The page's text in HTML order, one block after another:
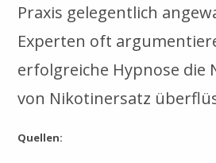
Praxis gelegentlich
Experten oft
erfolgreiche Hypnose die
von Nikotinersatz
Quellen: